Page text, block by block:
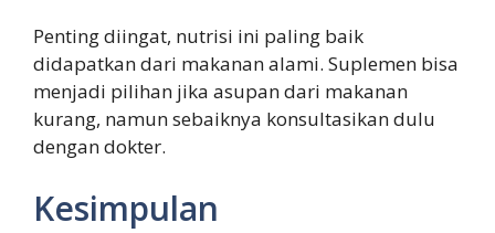
Penting diingat, nutrisi ini paling baik
didapatkan dari makanan alami. Suplemen bisa
menjadi pilihan jika asupan dari makanan
kurang, namun sebaiknya konsultasikan dulu
dengan dokter.
Kesimpulan